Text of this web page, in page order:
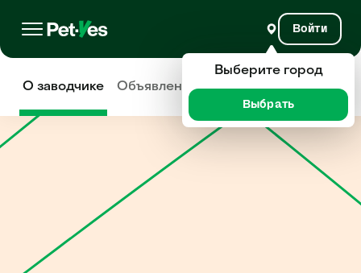
Войти
О заводчике Объявления Отзывы
Выберите город
Выбрать